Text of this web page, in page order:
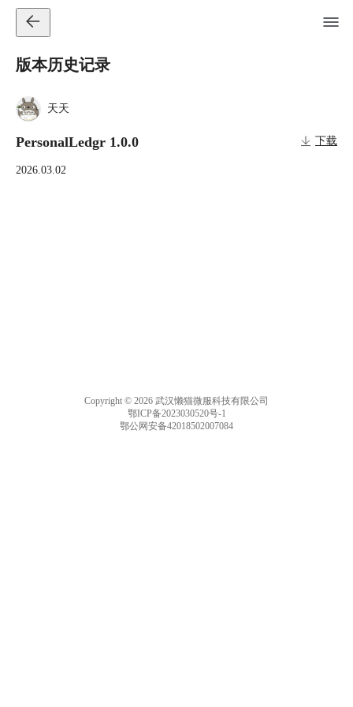
版本历史记录
天天
PersonalLedgr 1.0.0 下载
2026.03.02
Copyright © 2026 武汉懒猫微服科技有限公司
鄂ICP备2023030520号-1
鄂公网安备42018502007084